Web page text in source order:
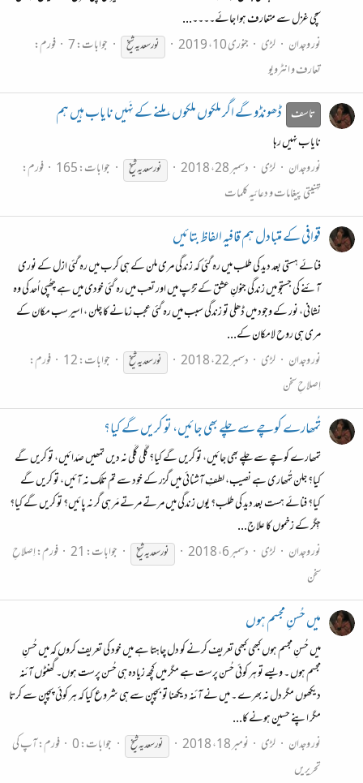
سچی غزل سے متعارف ہوا جائے۔۔۔۔...
نور وجدان
لڑی جنوری 10، 2019 نورسعدیہشیخ جوابات: 7
فورم:
تعارف و انٹرویو
تاسف ڈھونڈو گے اگر ملکوں ملکوں ،ملنے کے نَہیں نایاب ہیں ہم
نایاب نہیں رہا
نور وجدان
لڑی دسمبر 28، 2018 نورسعدیہشیخ جوابات: 165
فورم:
تہنیتی پیغامات و دعائیہ کلمات
قوافی کے متبادل ہم قافیہ الفاظ بتائیں
فنائے ہستی بعد دید کی طلب میں رہ گئی کہ زندگی مری ملن کے ہی کرب میں رہ گئی ازل کے نوری
آئنے کی جستجو میں زندگی جنونِ عشق کے تڑپ میں اور تعب میں رہ گئی خودی میں ہے چھُپی اُحد کی وہ
نشانی، نور کے وجود میں ڈھلی تو زندگی سبب میں رہ گئی عجب زمانے کا چلن ، اسیر سب مکان کے
مری ہی روح لامکان کے...
نور وجدان
لڑی دسمبر 22، 2018 نورسعدیہشیخ جوابات: 12
فورم:
اِصلاحِ سخن
تُمھارے کوچے سے چلے بھی جائیں، تو کریں گے کیا؟
تمھارے کوچے سے چلے بھی جائیں، تو کریں گے کیا؟ گَلی گَلی نہ دیں تمھیں صَدائیں، تو کریں گے
کیا؟ جلن تُمھاری ہے نصیب، لطفِ آشنائی میں گزر کے خود سے تم تلک نہ آئیں، تو کریں گے
کیا؟ فنائے ہست بعد دید کی طلب؟ یوں زندگی میں مرتے مرتے مَر ہی گر نہ پائیں؟ تو کریں گے کیا؟
جِگر کے زخموں کا علاج...
نور وجدان
لڑی دسمبر 6، 2018 نورسعدیہشیخ جوابات: 21 فورم:اِصلاحِ
سخن
میں حُسنِ مجسم ہوں
میں حُسنِ مجسم ہوں کبھی کبھی تعریف کرنے کو دل چاہتا ہے میں خود کی تعریف کروں کہ میں حُسنِ
مجسم ہوں ۔ ویسے تو ہر کوئی حُسن پرست ہے مگر میں کچھ زیادہ ہی حُسن پرست ہوں۔ گھنٹوں آئنہ
دیکھوں مگر دل نہ بھرے ۔ میں نے آئنہ دیکھنا تو بچپن سے ہی شروع کیا کہ ہر کوئی پچپن سے کرتا
مگر اپنے حسین ہونے کا...
نور وجدان
لڑی نومبر 18، 2018 نورسعدیہشیخ جوابات: 0 فورم:آپ کی
تحریریں